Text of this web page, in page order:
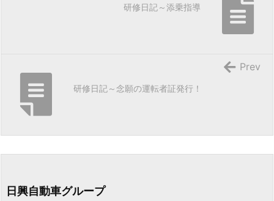
研修日記～添乗指導
研修日記～念願の運転者証発行！
Prev
日興自動車グループ